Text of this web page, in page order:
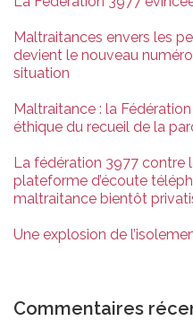
Maltraitances envers les
devient le nouveau
situation
Maltraitance : la
éthique du recueil de la
La fédération 3977 contre
plateforme d’écoute
maltraitance bientôt
Une explosion de
Commentaires